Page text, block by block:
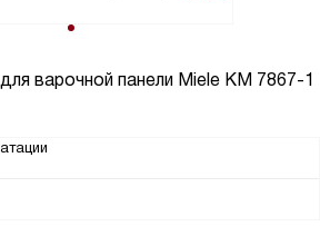
варочной панели Miele KM 7867-1